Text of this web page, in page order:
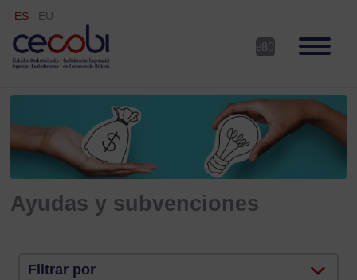
ES EU
Ayudas y subvenciones
Filtrar por